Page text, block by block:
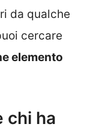
da qualche
cercare
elemento
chi ha